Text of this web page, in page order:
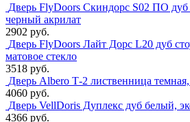
Дверь FlyDoors Скиндорс S02 ПО дуб
черный акрилат
2902 руб.
Дверь FlyDoors Лайт Дорс L20 дуб
матовое стекло
3518 руб.
Дверь Albero Т-2 лиственница
4060 руб.
Дверь VellDoris Дуплекс дуб белый,
4366 руб.